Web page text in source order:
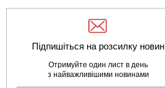
Підпишіться на розсилку новин
Отримуйте один лист в день
з найважливішими новинами